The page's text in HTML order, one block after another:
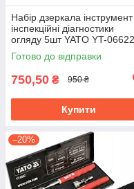
Набір дзеркала інструмент
інспекційні діагностики
огляду 5шт YATO YT-06622
Готово до відправки
750,50 ₴ 950 ₴
Купити
–20%